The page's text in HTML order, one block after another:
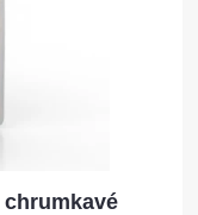
chrumkavé